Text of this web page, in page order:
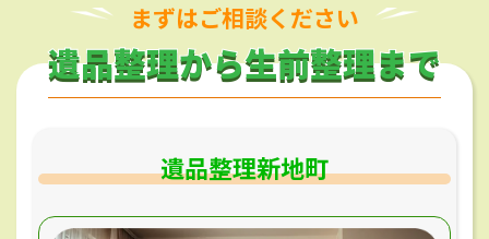
まずはご相談ください
遺品整理から生前整理まで
遺品整理から生前整理まで
遺品整理新地町